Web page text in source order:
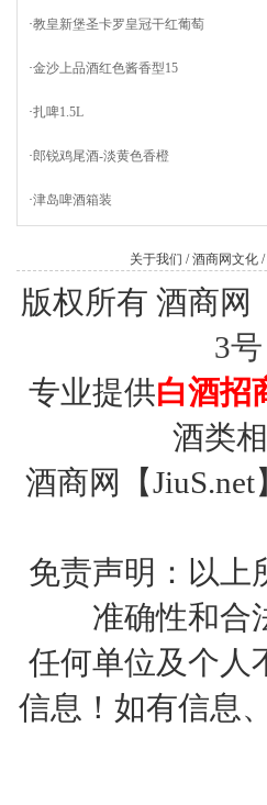
·教皇新堡圣卡罗皇冠干红葡萄
·金沙上品酒红色酱香型15
·扎啤1.5L
·郎锐鸡尾酒-淡黄色香橙
·津岛啤酒箱装
关于我们 /酒商网文化 /
版权所有 酒商网
3号
专业提供白酒招
酒类
酒商网【
免责声明：以上
准确性和合
任何单位及个人
信息！如有信息